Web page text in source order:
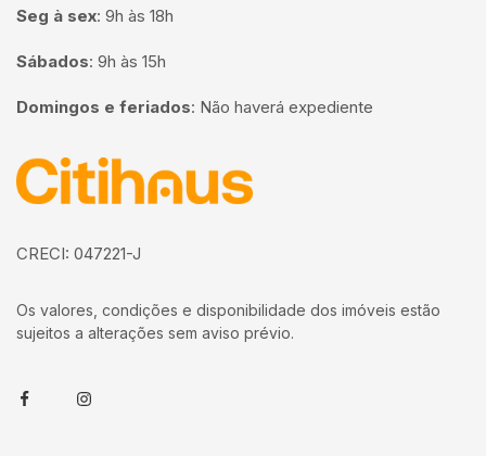
Seg à sex: 9h às 18h
Sábados: 9h às 15h
Domingos e feriados: Não haverá expediente
Página inicial
CRECI: 047221-J
Os valores, condições e disponibilidade dos imóveis estão
sujeitos a alterações sem aviso prévio.
FacebookInstagram